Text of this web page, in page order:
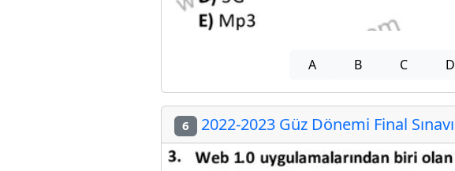
A B C D
6 2022-2023 Güz Dönemi Final Sınavı